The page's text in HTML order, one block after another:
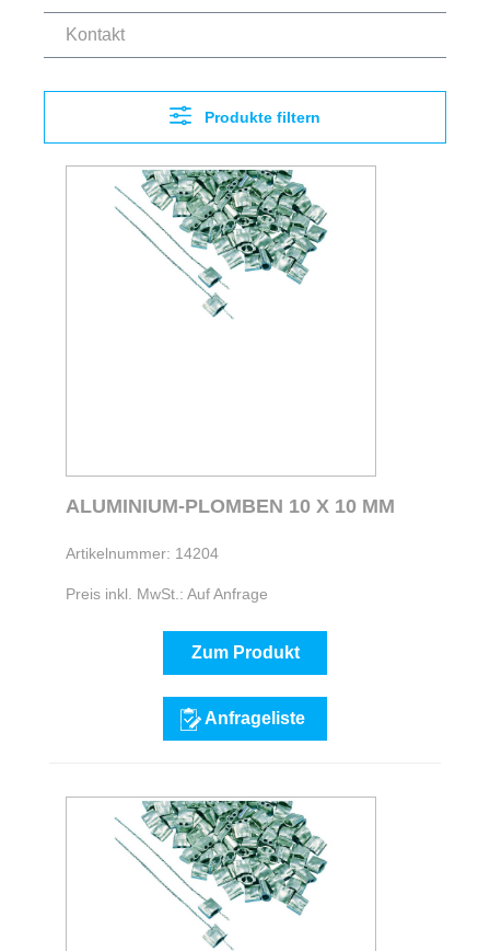
Kontakt
Produkte filtern
ALUMINIUM-PLOMBEN 10 X 10 MM
Artikelnummer: 14204
Preis inkl. MwSt.: Auf Anfrage
Zum Produkt
Anfrageliste